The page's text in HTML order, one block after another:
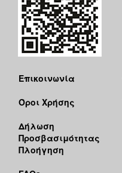
Επικοινωνία
Όροι Χρήσης
Δήλωση
Προσβασιμότητας
Πλοήγηση